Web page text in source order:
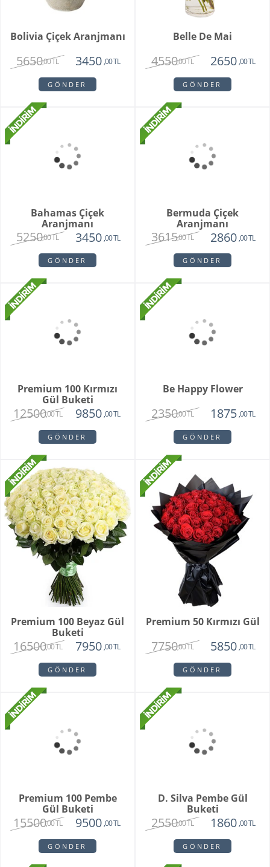
Bolivia Çiçek Aranjmanı
5650,00 TL 3450 ,00 TL
GÖNDER
Belle De Mai
4550,00 TL 2650 ,00 TL
GÖNDER
Bahamas Çiçek
Aranjmanı
5250,00 TL 3450 ,00 TL
GÖNDER
Bermuda Çiçek
Aranjmanı
3615
Premium 100 Kırmızı
Gül Buketi
12500,00 TL 9850,00 TL
GÖNDER
Be Happy Flower
2350
GÖNDER
Premium 100 Beyaz Gül
Buketi
Premium 50 Kırmızı Gül